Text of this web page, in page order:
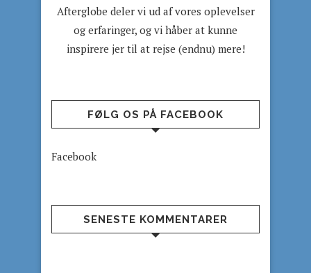
Afterglobe deler vi ud af vores oplevelser
og erfaringer, og vi håber at kunne
inspirere jer til at rejse (endnu) mere!
FØLG OS PÅ FACEBOOK
Facebook
SENESTE KOMMENTARER